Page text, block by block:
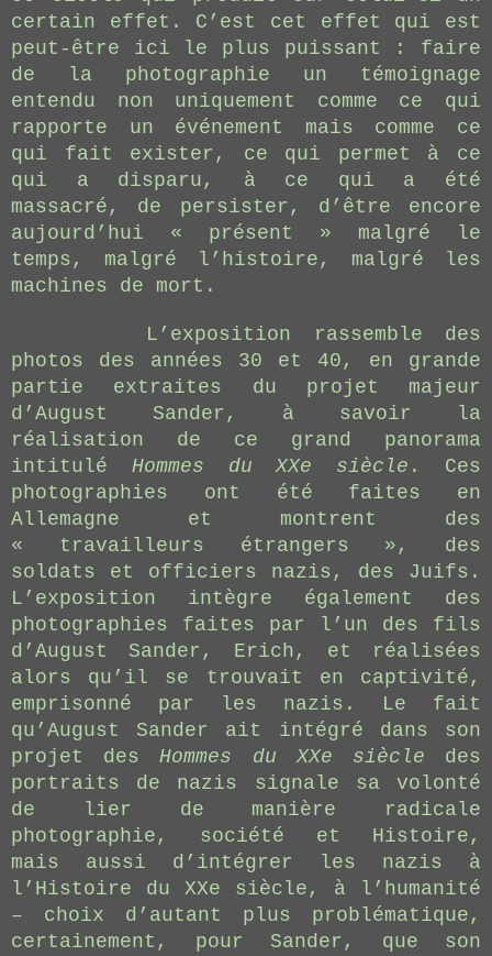
certain effet. C’est cet effet qui est
peut-être ici le plus puissant : faire
de la photographie un témoignage
entendu non uniquement comme ce qui
rapporte un événement mais comme ce
qui fait exister, ce qui permet à ce
qui a disparu, à ce qui a été
massacré, de persister, d’être encore
aujourd’hui « présent » malgré le
temps, malgré l’histoire, malgré les
machines de mort.
L’exposition rassemble des
photos des années 30 et 40, en grande
partie extraites du projet majeur
d’August Sander, à savoir la
réalisation de ce grand panorama
intitulé Hommes du XXe siècle . Ces
photographies ont été faites en
Allemagne et montrent des
« travailleurs étrangers », des
soldats et officiers nazis, des Juifs.
L’exposition intègre également des
photographies faites par l’un des fils
d’August Sander, Erich, et réalisées
alors qu’il se trouvait en captivité,
emprisonné par les nazis. Le fait
qu’August Sander ait intégré dans son
projet desHommes du XXe siècle des
portraits de nazis signale sa volonté
de lier de manière radicale
photographie, société et Histoire,
mais aussi d’intégrer les nazis à
l’Histoire du XXe siècle, à l’humanité
– choix d’autant plus problématique,
certainement, pour Sander, que son